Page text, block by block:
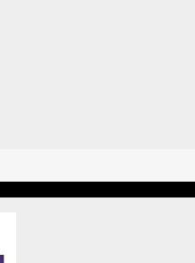
Más información